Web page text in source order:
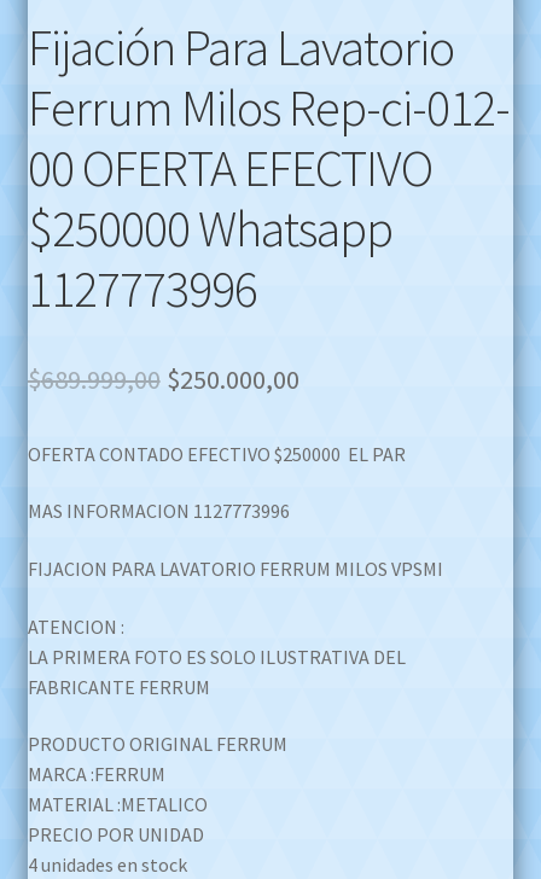
Fijación Para Lavatorio
Ferrum Milos Rep-ci-012-
00 OFERTA EFECTIVO
$250000 Whatsapp
1127773996
$689.999,00 Original
was:
$689.999,00.
$250.000,00Current
is:
OFERTA CONTADO EFECTIVO $250000 EL PAR
MAS INFORMACION 1127773996
FIJACION PARA LAVATORIO FERRUM MILOS VPSMI
ATENCION :
LA PRIMERA FOTO ES SOLO ILUSTRATIVA DEL
FABRICANTE FERRUM
PRODUCTO ORIGINAL FERRUM
MARCA :FERRUM
MATERIAL :METALICO
PRECIO POR UNIDAD
4 unidades en stock